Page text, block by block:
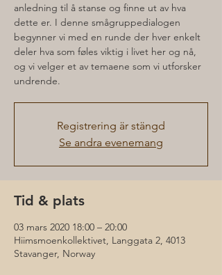
anledning til å stanse og finne ut av hva
dette er. I denne smågruppedialogen
begynner vi med en runde der hver enkelt
deler hva som føles viktig i livet her og nå,
og vi velger et av temaene som vi utforsker
undrende.
Registrering är stängd
Se andra evenemang
Tid & plats
03 mars 2020 18:00 – 20:00
Hiimsmoenkollektivet, Langgata 2, 4013
Stavanger, Norway